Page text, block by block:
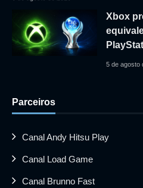
Xbox
5 de agosto
Parceiros
Canal Andy Hitsu Play
Canal Load Game
Canal Brunno Fast